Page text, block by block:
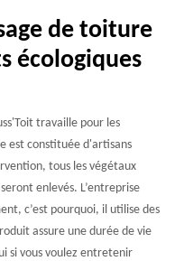
de toiture
écologiques
travaille pour les
est constituée d'artisans
tous les végétaux
enlevés. L’entreprise
c’est pourquoi, il utilise des
assure une durée de vie
si vous voulez entretenir